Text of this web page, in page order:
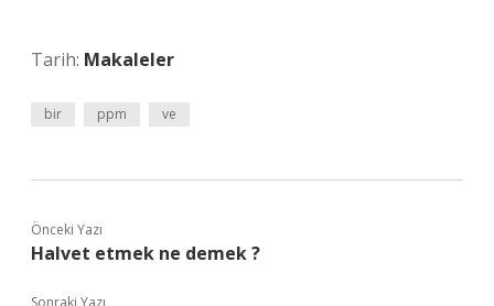
Tarih: Makaleler
bir ppm ve
Önceki Yazı
Halvet etmek ne demek ?
Sonraki Yazı